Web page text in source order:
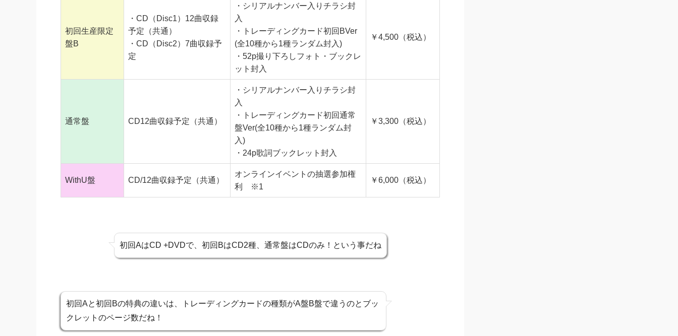
初回生産限定
盤B
・CD（Disc1）12曲収録
予定（共通）
・CD（Disc2）7曲収録予
定
・シリアルナンバー入りチラシ封
入
・トレーディングカード初回BVer
(全10種から1種ランダム封入)
・52p撮り下ろしフォト・ブックレ
ット封入
￥4,500（税込）
通常盤 CD12曲収録予定（共通）
・シリアルナンバー入りチラシ封
入
・トレーディングカード初回通常
盤Ver(全10種から1種ランダム封
入)
・24p歌詞ブックレット封入
￥3,300（税込）
WithU盤 CD/12曲収録予定（共通）
オンラインイベントの抽選参加権
利 ※1
￥6,000（税込）
初回AはCD +DVDで、初回BはCD2種、通常盤はCDのみ！という事だね
初回Aと初回Bの特典の違いは、トレーディングカードの種類がA盤B盤で違うのとブッ
クレットのページ数だね！